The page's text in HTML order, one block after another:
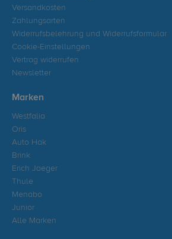
Versandkosten
Zahlungsarten
Widerrufsbelehrung und Widerrufsformular
Cookie-Einstellungen
Vertrag widerrufen
Newsletter
Marken
Westfalia
Oris
Auto Hak
Brink
Erich Jaeger
Thule
Menabo
Junior
Alle Marken